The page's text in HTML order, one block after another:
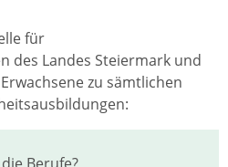
für
des Landes Steiermark und
zu sämtlichen